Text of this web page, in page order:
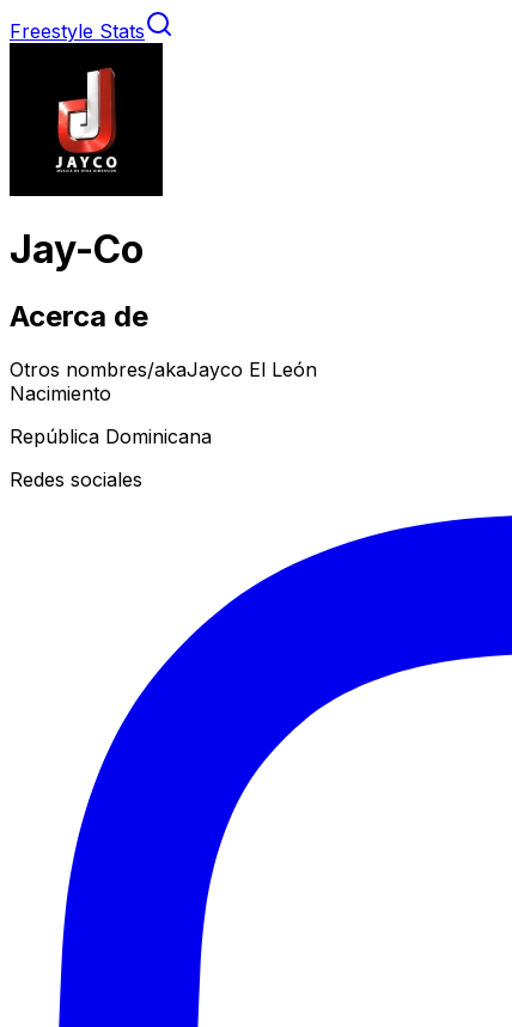
Freestyle Stats
Jay-Co
Acerca de
Otros nombres/akaJayco El León
Nacimiento
República Dominicana
Redes sociales